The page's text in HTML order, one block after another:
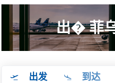
出� 菲
出发 到达